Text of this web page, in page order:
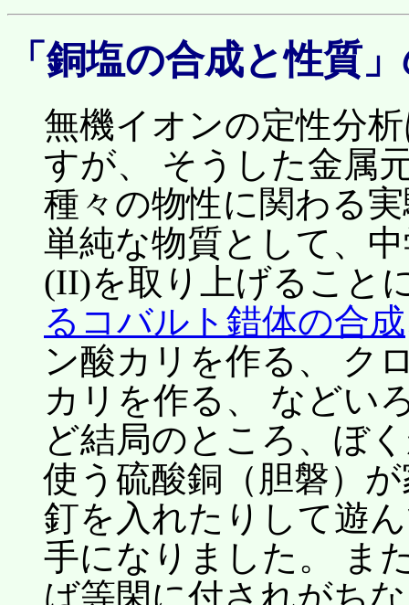
「銅塩の合成と性質
無機イオンの定性分
すが、 そうした金属
種々の物性に関わる
単純な物質として、
(II)を取り上げること
るコバルト錯体の合成
ン酸カリを作る、 ク
カリを作る、 などい
ど結局のところ、ぼ
使う硫酸銅（胆磐）
釘を入れたりして遊
手になりました。 ま
ば等閑に付されがち